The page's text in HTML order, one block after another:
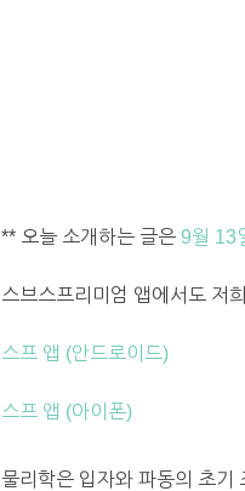
** 오늘 소개하는 글은 9월 13
스브스프리미엄 앱에서도 저
스프 앱 (안드로이드)
스프 앱 (아이폰)
물리학은 입자와 파동의 초기